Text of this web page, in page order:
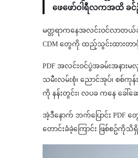
ဖေဖော်ဝါရီလကအထိ ခ
မတ္တရာကနေအလင်းဝင်လာတယ်
CDM တွေကို ထည့်သွင်းထားတာ
PDF အလင်းဝင်ပွဲအခမ်းအနားမ
သမီးလမ်းစုံ၊ ညောင်အုပ်၊ စစ်ကု
ကို နန်းတွင်း၊ လပခ ကနေ ခေ
အဲ့ဒီနောက် ဘက်ပြောင်း PDF
တောင်းခံခဲ့ကြောင်း ဖြစ်စဥ်ကို